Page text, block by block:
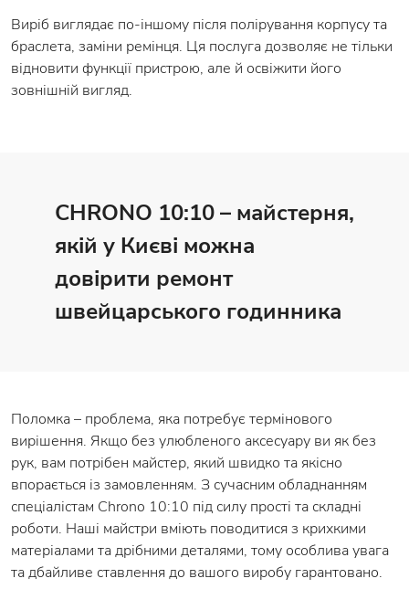
Виріб виглядає по-іншому після полірування корпусу та
браслета, заміни ремінця. Ця послуга дозволяє не тільки
відновити функції пристрою, але й освіжити його
зовнішній вигляд.
CHRONO 10:10 – майстерня,
якій у Києві можна
довірити ремонт
швейцарського годинника
Поломка – проблема, яка потребує термінового
вирішення. Якщо без улюбленого аксесуару ви як без
рук, вам потрібен майстер, який швидко та якісно
впорається із замовленням. З сучасним обладнанням
спеціалістам Chrono 10:10 під силу прості та складні
роботи. Наші майстри вміють поводитися з крихкими
матеріалами та дрібними деталями, тому особлива увага
та дбайливе ставлення до вашого виробу гарантовано.